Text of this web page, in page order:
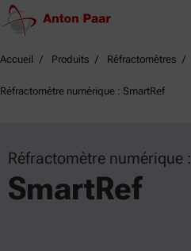
Accueil Produits Réfractomètres
Réfractomètre numérique : SmartRef
Réfractomètre numérique :
SmartRef